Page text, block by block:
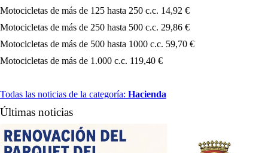
Motocicletas de más de 125 hasta 250 c.c. 14,92 €
Motocicletas de más de 250 hasta 500 c.c. 29,86 €
Motocicletas de más de 500 hasta 1000 c.c. 59,70 €
Motocicletas de más de 1.000 c.c. 119,40 €
Todas las noticias de la categoría: Hacienda
Últimas noticias